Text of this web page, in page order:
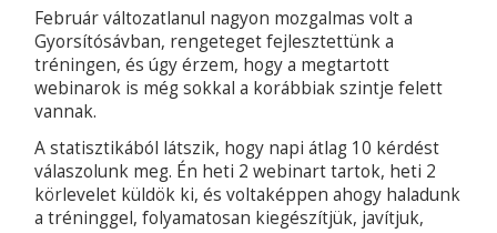
Február változatlanul nagyon mozgalmas volt a
Gyorsítósávban, rengeteget fejlesztettünk a
tréningen, és úgy érzem, hogy a megtartott
webinarok is még sokkal a korábbiak szintje felett
vannak.
A statisztikából látszik, hogy napi átlag 10 kérdést
válaszolunk meg. Én heti 2 webinart tartok, heti 2
körlevelet küldök ki, és voltaképpen ahogy haladunk
a tréninggel, folyamatosan kiegészítjük, javítjuk,